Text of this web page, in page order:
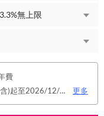
無上限
費
次年年費：4500元(有條件免年費), 變更日(含)起至2026/12/31止，符合原卡別之免年費消費條件 或 使用台新信用卡數位帳單(包含電子/行動帳單)且生效，即享免年費優惠。
更多